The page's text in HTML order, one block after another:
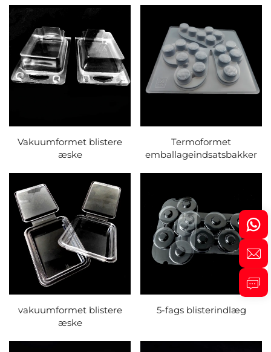
Vakuumformet blistere
æske
Termoformet
emballageindsatsbakker
vakuumformet blistere
æske
5-fags blisterindlæg